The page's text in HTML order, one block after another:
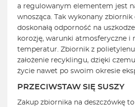
a regulowanym elementem jest
wnosząca. Tak wykonany
doskonałą odporność na
korozję, warunki atmosferyczne i
temperatur. Zbiornik z polietylenu
założenie recyklingu, dzięki
życie nawet po swoim okresie
PRZECIWSTAW SIĘ SUSZY
Zakup zbiornika na deszczówkę